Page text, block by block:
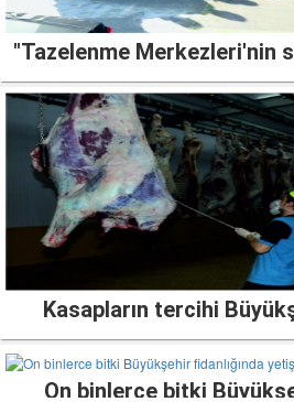
"Tazelenme Merkezleri'nin
Kasapların tercihi
On binlerce bitki